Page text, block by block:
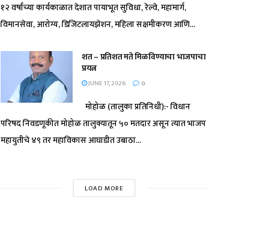
१२ वर्षांच्या कार्यकाळात देशात पायाभूत सुविधा, रेल्वे, महामार्ग,
विमानसेवा, आरोग्य, डिजिटलायझेशन, महिला सक्षमीकरण आणि...
शत – प्रतिशत मते मिळविण्याचा भाजपाचा
प्रयत्न
JUNE 17, 2026 0
मोहोळ (तालुका प्रतिनिधी):- विधान
परिषद निवडणूकीत मोहोळ तालुक्यातून ५० मतदार असून त्यात भाजप
महायुतीचे ४९ तर महाविकास आघाडीत उबाठा...
LOAD MORE